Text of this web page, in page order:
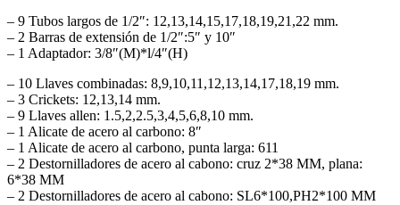
– 9 Tubos largos de 1/2″: 12,13,14,15,17,18,19,21,22 mm.
– 2 Barras de extensión de 1/2″:5″ y 10″
– 1 Adaptador: 3/8″(M)*l/4″(H)
– 10 Llaves combinadas: 8,9,10,11,12,13,14,17,18,19 mm.
– 3 Crickets: 12,13,14 mm.
– 9 Llaves allen: 1.5,2,2.5,3,4,5,6,8,10 mm.
– 1 Alicate de acero al carbono: 8″
– 1 Alicate de acero al carbono, punta larga: 611
– 2 Destornilladores de acero al cabono: cruz 2*38 MM, plana:
6*38 MM
– 2 Destornilladores de acero al cabono: SL6*100,PH2*100 MM